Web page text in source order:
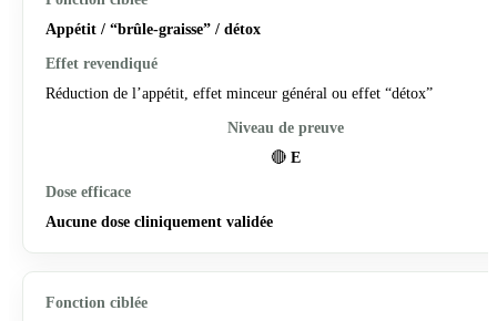
Appétit / “brûle-graisse” / détox
Réduction de l’appétit, effet minceur général ou effet “détox”
🔴 E
Aucune dose cliniquement validée